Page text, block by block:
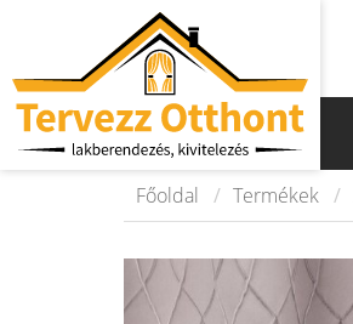
Főoldal Termékek